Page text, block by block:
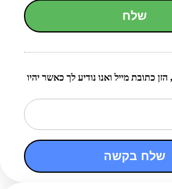
שלח
כתובת מייל ואנו נודיע לך כאשר יהיו
שלח בקשה